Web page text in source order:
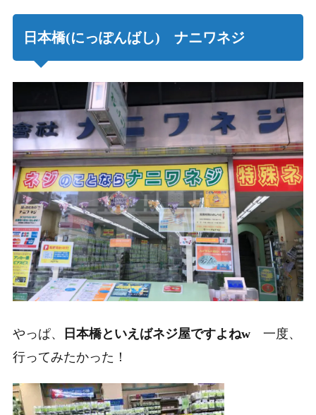
日本橋(にっぽんばし) ナニワネジ
やっぱ、 日本橋といえばネジ屋ですよねw一度、
行ってみたかった！